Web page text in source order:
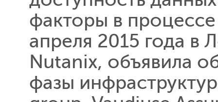
факторы в
апреля 2015 года в
Nutanix, объявила
фазы